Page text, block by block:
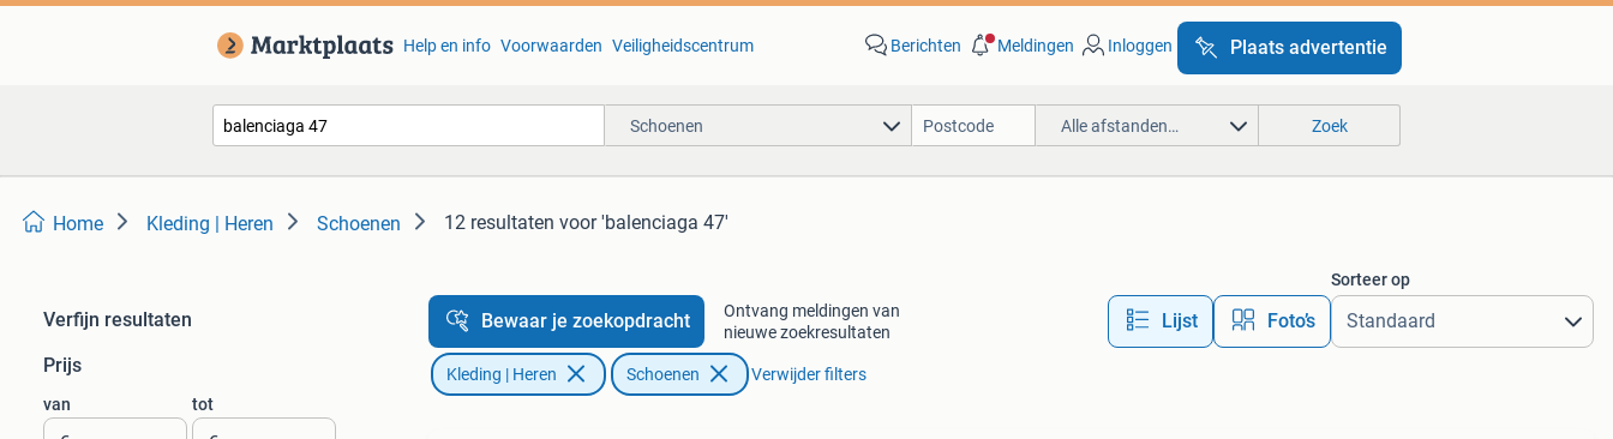
Help en info Voorwaarden Veiligheidscentrum Berichten Meldingen Inloggen Plaats advertentie
Schoenen Alle afstanden… Zoek
Home Kleding | Heren Schoenen 12 resultaten voor 'balenciaga 47'
Verfijn resultaten
Prijs
van tot
Bewaar je zoekopdracht
Ontvang meldingen van
nieuwe zoekresultaten
Lijst Foto’s
Sorteer op
Kleding | Heren Schoenen Verwijder filters